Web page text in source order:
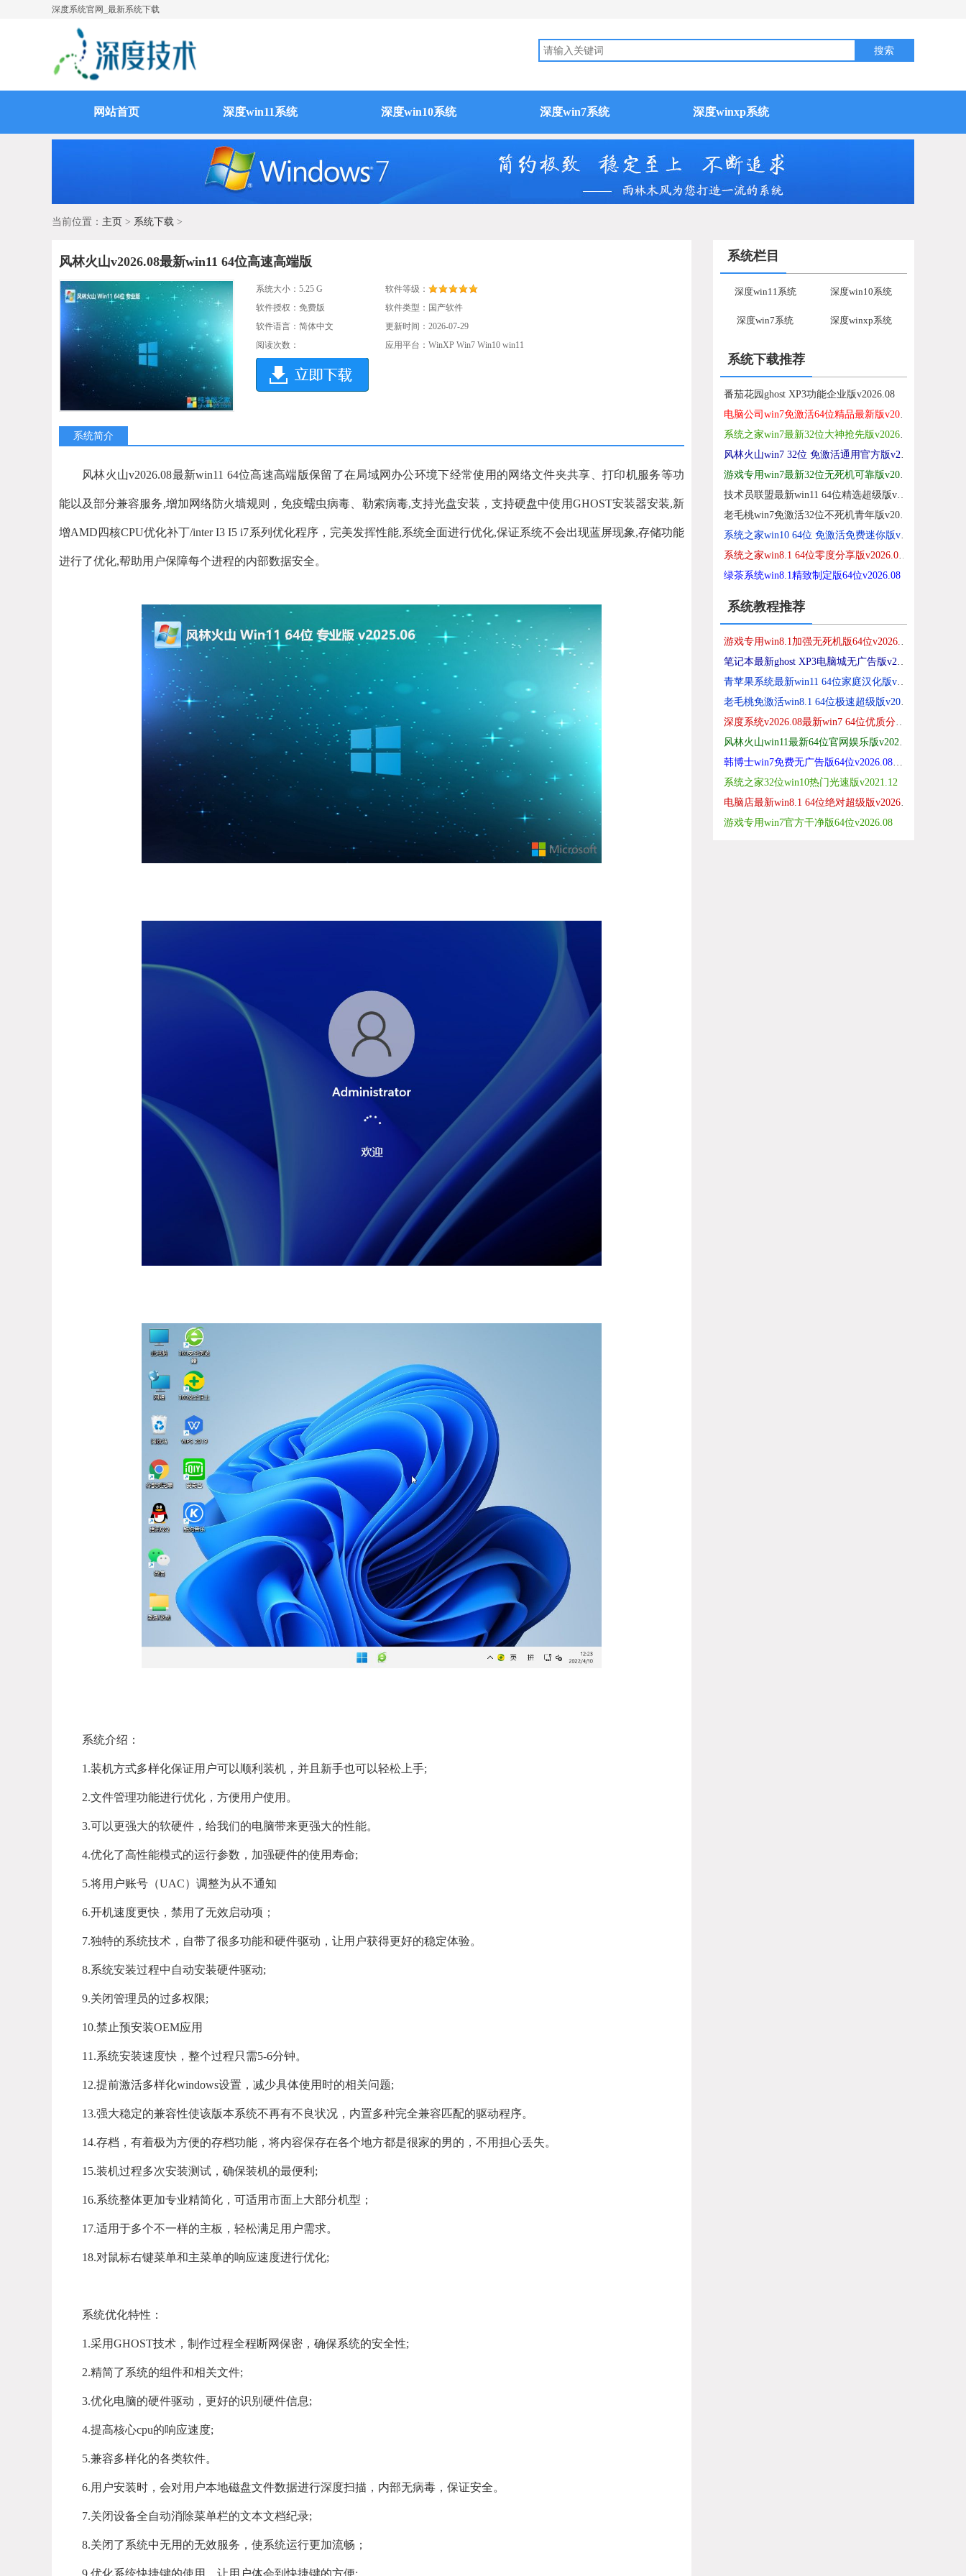
深度系统官网_最新系统下载
网站首页 深度win11系统 深度win10系统 深度win7系统 深度winxp系统
当前位置： 主页 > 系统下载 >
风林火山v2026.08最新win11 64位高速高端版
系统大小： 5.25 G
软件授权：免费版
软件语言：简体中文
阅读次数：
软件等级：
软件类型：国产软件
更新时间：2026-07-29
应用平台：WinXP Win7 Win10 win11
系统简介
风林火山v2026.08最新win11 64位高速高端版保留了在局域网办公环境下经常使用的网络文件夹共享、打印机服务等功
能以及部分兼容服务,增加网络防火墙规则，免疫蠕虫病毒、勒索病毒,支持光盘安装，支持硬盘中使用GHOST安装器安装,新
增AMD四核CPU优化补丁/inter I3 I5 i7系列优化程序，完美发挥性能,系统全面进行优化,保证系统不会出现蓝屏现象,存储功能
进行了优化,帮助用户保障每个进程的内部数据安全。
系统介绍：
1.装机方式多样化保证用户可以顺利装机，并且新手也可以轻松上手;
2.文件管理功能进行优化，方便用户使用。
3.可以更强大的软硬件，给我们的电脑带来更强大的性能。
4.优化了高性能模式的运行参数，加强硬件的使用寿命;
5.将用户账号（UAC）调整为从不通知
6.开机速度更快，禁用了无效启动项；
7.独特的系统技术，自带了很多功能和硬件驱动，让用户获得更好的稳定体验。
8.系统安装过程中自动安装硬件驱动;
9.关闭管理员的过多权限;
10.禁止预安装OEM应用
11.系统安装速度快，整个过程只需5-6分钟。
12.提前激活多样化windows设置，减少具体使用时的相关问题;
13.强大稳定的兼容性使该版本系统不再有不良状况，内置多种完全兼容匹配的驱动程序。
14.存档，有着极为方便的存档功能，将内容保存在各个地方都是很家的男的，不用担心丢失。
15.装机过程多次安装测试，确保装机的最便利;
16.系统整体更加专业精简化，可适用市面上大部分机型；
17.适用于多个不一样的主板，轻松满足用户需求。
18.对鼠标右键菜单和主菜单的响应速度进行优化;
系统优化特性：
1.采用GHOST技术，制作过程全程断网保密，确保系统的安全性;
2.精简了系统的组件和相关文件;
3.优化电脑的硬件驱动，更好的识别硬件信息;
4.提高核心cpu的响应速度;
5.兼容多样化的各类软件。
6.用户安装时，会对用户本地磁盘文件数据进行深度扫描，内部无病毒，保证安全。
7.关闭设备全自动消除菜单栏的文本文档纪录;
8.关闭了系统中无用的无效服务，使系统运行更加流畅；
9.优化系统快捷键的使用，让用户体会到快捷键的方便;
系统栏目
深度win11系统 深度win10系统
深度win7系统 深度winxp系统
系统下载推荐
番茄花园ghost XP3功能企业版v2026.08
电脑公司win7免激活64位精品最新版v2021.12
系统之家win7最新32位大神抢先版v2026.08
风林火山win7 32位 免激活通用官方版v2026.08
游戏专用win7最新32位无死机可靠版v2026.08
技术员联盟最新win11 64位精选超级版v2026.08
老毛桃win7免激活32位不死机青年版v2026.08
系统之家win10 64位 免激活免费迷你版v2026.08
系统之家win8.1 64位零度分享版v2026.08免激活
绿茶系统win8.1精致制定版64位v2026.08
系统教程推荐
游戏专用win8.1加强无死机版64位v2026.08免激活
笔记本最新ghost XP3电脑城无广告版v2026.08
青苹果系统最新win11 64位家庭汉化版v2026.08
老毛桃免激活win8.1 64位极速超级版v2026.08
深度系统v2026.08最新win7 64位优质分享版
风林火山win11最新64位官网娱乐版v2026.08
韩博士win7免费无广告版64位v2026.08免激活
系统之家32位win10热门光速版v2021.12
电脑店最新win8.1 64位绝对超级版v2026.08
游戏专用win7官方干净版64位v2026.08